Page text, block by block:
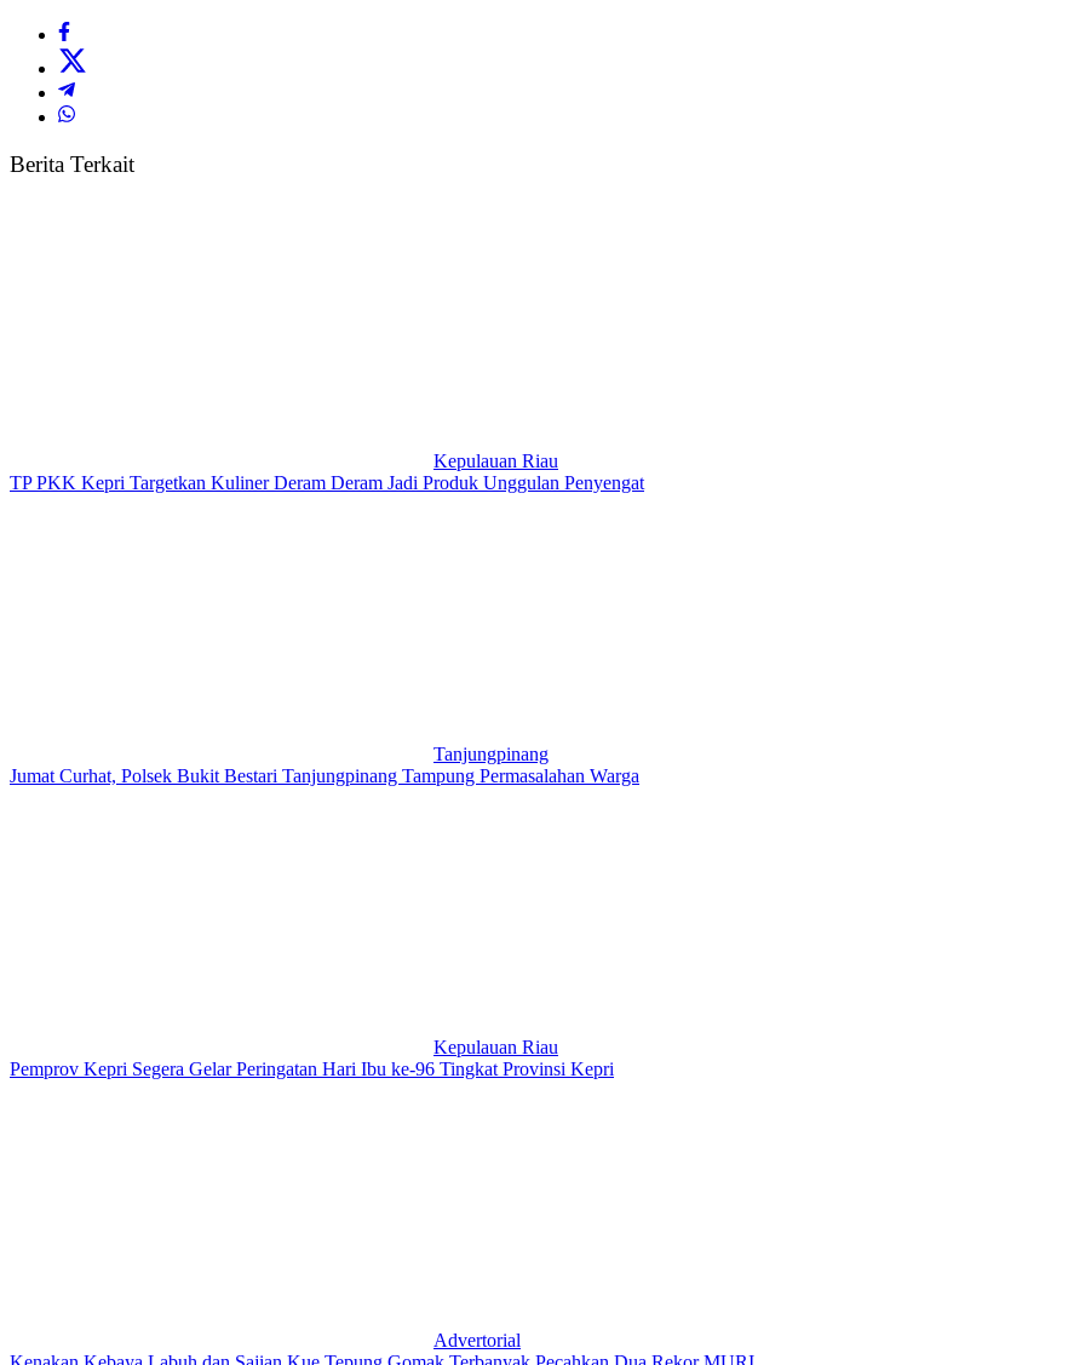
Berita Terkait
Kepulauan Riau
TP PKK Kepri Targetkan Kuliner Deram Deram Jadi Produk Unggulan Penyengat
Tanjungpinang
Jumat Curhat, Polsek Bukit Bestari Tanjungpinang Tampung Permasalahan Warga
Kepulauan Riau
Pemprov Kepri Segera Gelar Peringatan Hari Ibu ke-96 Tingkat Provinsi Kepri
Advertorial